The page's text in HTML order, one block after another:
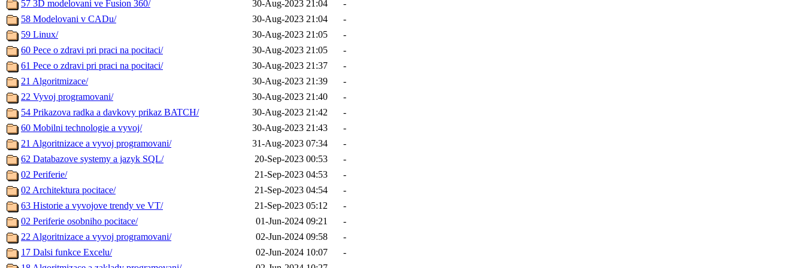
57 3D modelovani ve Fusion 360/ 30-Aug-2023 21:04
-
58 Modelovani v CADu/
30-Aug-2023 21:04
-
59 Linux/
30-Aug-2023 21:05
-
60 Pece o zdravi pri praci na pocitaci/
30-Aug-2023 21:05
-
61 Pece o zdravi pri praci na pocitaci/
30-Aug-2023 21:37
-
21 Algoritmizace/
30-Aug-2023 21:39
-
22 Vyvoj programovani/
30-Aug-2023 21:40
-
54 Prikazova radka a davkovy prikaz BATCH/
30-Aug-2023 21:42
-
60 Mobilni technologie a vyvoj/
30-Aug-2023 21:43
-
21 Algoritnizace a vyvoj programovani/
31-Aug-2023 07:34
-
62 Databazove systemy a jazyk SQL/
20-Sep-2023 00:53
-
02 Periferie/
21-Sep-2023 04:53
-
02 Architektura pocitace/
21-Sep-2023 04:54
-
63 Historie a vyvojove trendy ve VT/
21-Sep-2023 05:12
-
02 Periferie osobniho pocitace/
01-Jun-2024 09:21
-
22 Algoritnizace a vyvoj programovani/
02-Jun-2024 09:58
-
17 Dalsi funkce Excelu/
02-Jun-2024 10:07
-